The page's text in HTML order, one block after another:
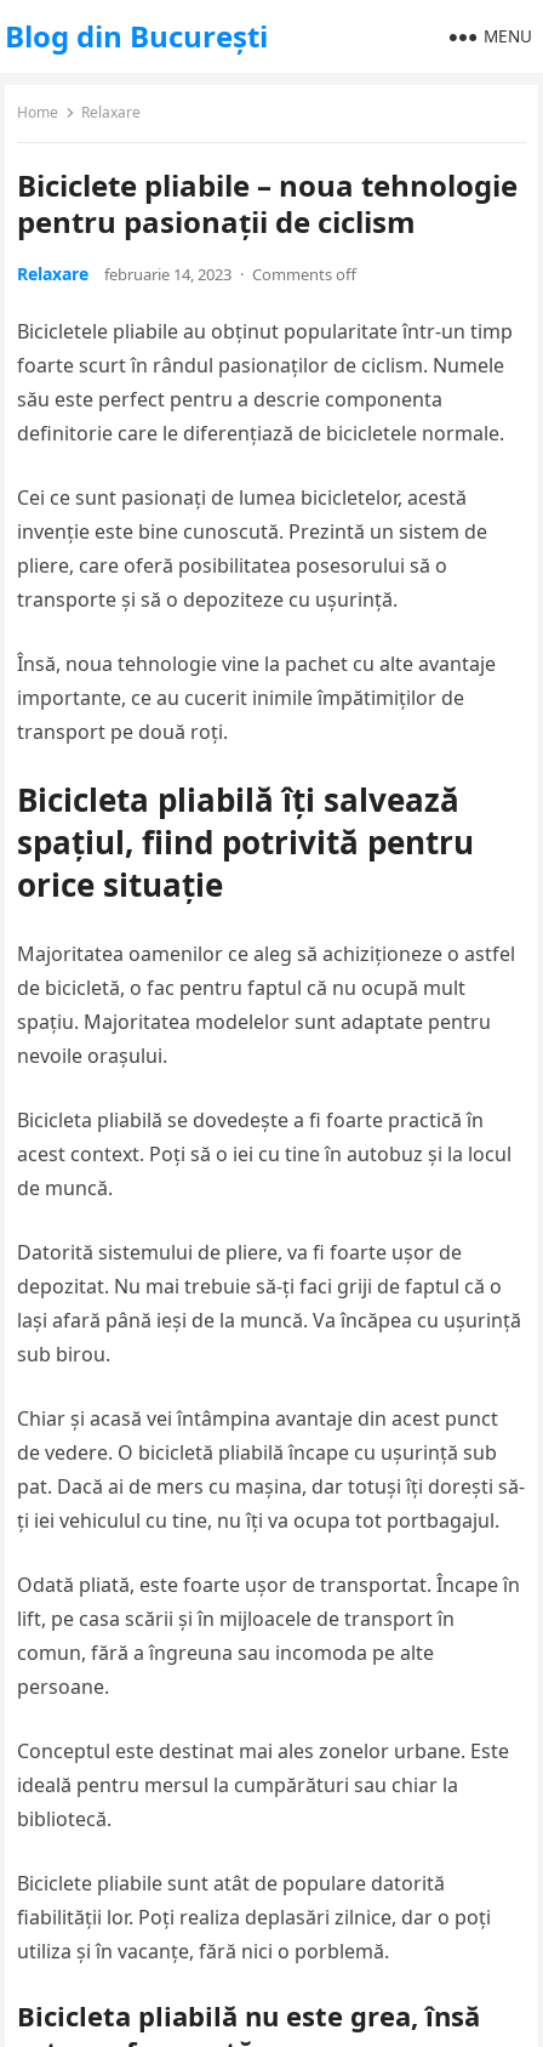
Blog din București MENU
Home Relaxare
Biciclete pliabile – noua tehnologie
pentru pasionații de ciclism
Relaxare februarie 14, 2023 · Comments off
Bicicletele pliabile au obținut popularitate într-un timp
foarte scurt în rândul pasionaților de ciclism. Numele
său este perfect pentru a descrie componenta
definitorie care le diferențiază de bicicletele normale.
Cei ce sunt pasionați de lumea bicicletelor, acestă
invenție este bine cunoscută. Prezintă un sistem de
pliere, care oferă posibilitatea posesorului să o
transporte și să o depoziteze cu ușurință.
Însă, noua tehnologie vine la pachet cu alte avantaje
importante, ce au cucerit inimile împătimiților de
transport pe două roți.
Bicicleta pliabilă îți salvează
spațiul, fiind potrivită pentru
orice situație
Majoritatea oamenilor ce aleg să achiziționeze o astfel
de bicicletă, o fac pentru faptul că nu ocupă mult
spațiu. Majoritatea modelelor sunt adaptate pentru
nevoile orașului.
Bicicleta pliabilă se dovedește a fi foarte practică în
acest context. Poți să o iei cu tine în autobuz și la locul
de muncă.
Datorită sistemului de pliere, va fi foarte ușor de
depozitat. Nu mai trebuie să-ți faci griji de faptul că o
lași afară până ieși de la muncă. Va încăpea cu ușurință
sub birou.
Chiar și acasă vei întâmpina avantaje din acest punct
de vedere. O bicicletă pliabilă încape cu ușurință sub
pat. Dacă ai de mers cu mașina, dar totuși îți dorești să-
ți iei vehiculul cu tine, nu îți va ocupa tot portbagajul.
Odată pliată, este foarte ușor de transportat. Încape în
lift, pe casa scării și în mijloacele de transport în
comun, fără a îngreuna sau incomoda pe alte
persoane.
Conceptul este destinat mai ales zonelor urbane. Este
ideală pentru mersul la cumpărături sau chiar la
bibliotecă.
Biciclete pliabile sunt atât de populare datorită
fiabilității lor. Poți realiza deplasări zilnice, dar o poți
utiliza și în vacanțe, fără nici o porblemă.
Bicicleta pliabilă nu este grea, însă